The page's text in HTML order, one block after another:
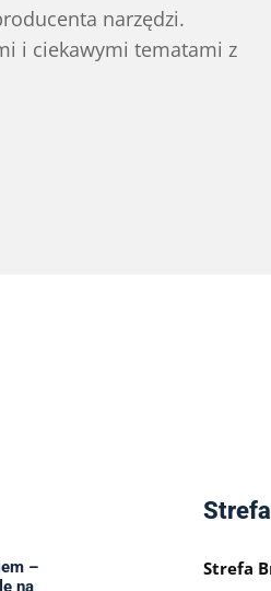
narzędzi.
i ciekawymi tematami z
–
na
Strefa